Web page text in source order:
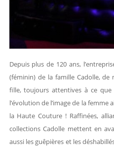
Depuis plus de 120 ans,
(féminin) de la famille Cadolle,
fille, toujours attentives à ce
l’évolution de l’image de la femme
la Haute Couture ! Raffinées,
collections Cadolle mettent en
aussi les guêpières et les